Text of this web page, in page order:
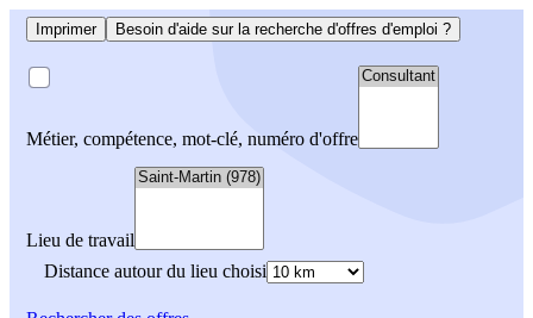
Imprimer Besoin d'aide sur la recherche d'offres d'emploi ?
Métier, compétence, mot-clé, numéro d'offre
Lieu de travail
Distance autour du lieu choisi